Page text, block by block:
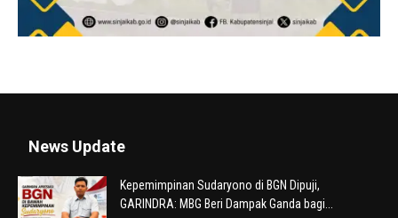
News Update
Kepemimpinan Sudaryono di BGN Dipuji,
GARINDRA: MBG Beri Dampak Ganda bagi...